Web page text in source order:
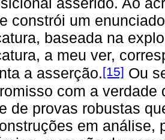
constrói um
baseada na
a meu ver,
a asserção.[15] Ou
com a
de provas robustas
em análise,